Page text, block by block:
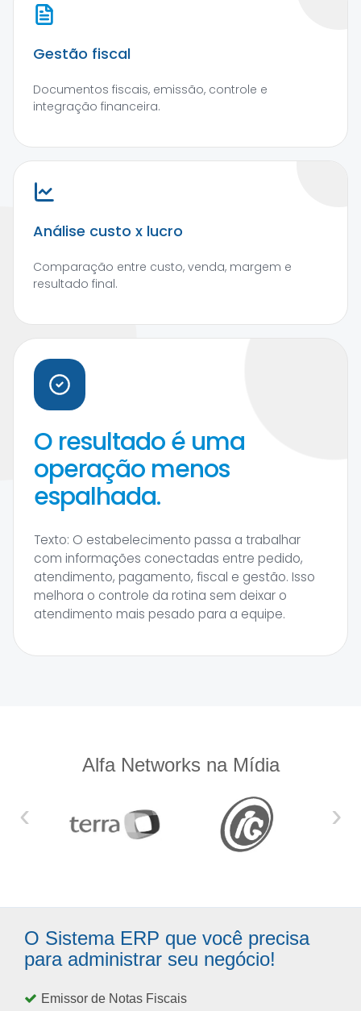
Gestão fiscal
Documentos fiscais, emissão, controle e
integração financeira.
Análise custo x lucro
Comparação entre custo, venda, margem e
resultado final.
O resultado é uma
operação menos
espalhada.
Texto: O estabelecimento passa a trabalhar
com informações conectadas entre pedido,
atendimento, pagamento, fiscal e gestão. Isso
melhora o controle da rotina sem deixar o
atendimento mais pesado para a equipe.
Alfa Networks na Mídia
‹ ›
O Sistema ERP que você precisa
para administrar seu negócio!
Emissor de Notas Fiscais